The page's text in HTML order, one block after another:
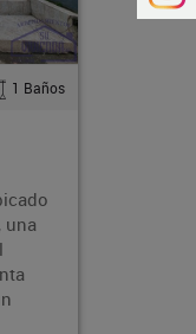
2 Baños